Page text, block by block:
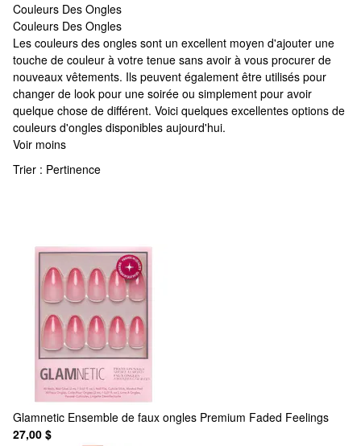
Couleurs Des Ongles
Couleurs Des Ongles
Couleurs Des Ongles
Les couleurs des ongles sont un excellent moyen d'ajouter une
touche de couleur à votre tenue sans avoir à vous procurer de
nouveaux vêtements. Ils peuvent également être utilisés pour
changer de look pour une soirée ou simplement pour avoir
quelque chose de différent. Voici quelques excellentes options de
couleurs d'ongles disponibles aujourd'hui.
Voir moins
Trier : Pertinence
Glamnetic Ensemble de faux ongles Premium Faded Feelings
27,00 $